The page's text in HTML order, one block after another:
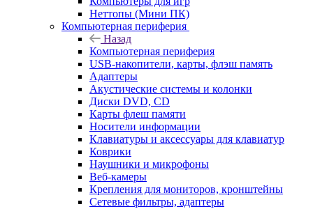
Неттопы (Мини ПК)
Компьютерная периферия
Назад
Компьютерная периферия
USB-накопители, карты, флэш память
Адаптеры
Акустические системы и колонки
Диски DVD, CD
Карты флеш памяти
Носители информации
Клавиатуры и аксессуары для клавиатур
Коврики
Наушники и микрофоны
Веб-камеры
Крепления для мониторов, кронштейны
Сетевые фильтры, адаптеры